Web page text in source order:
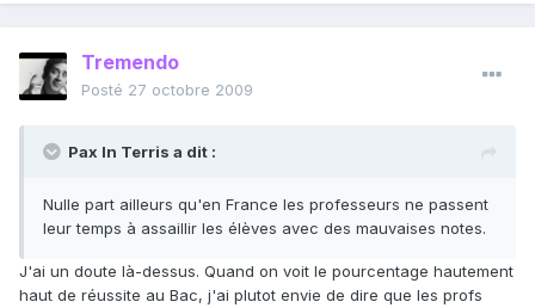
Tremendo
Posté 27 octobre 2009
Pax In Terris a dit :
Nulle part ailleurs qu'en France les professeurs ne passent
leur temps à assaillir les élèves avec des mauvaises notes.
J'ai un doute là-dessus. Quand on voit le pourcentage hautement
haut de réussite au Bac, j'ai plutot envie de dire que les profs